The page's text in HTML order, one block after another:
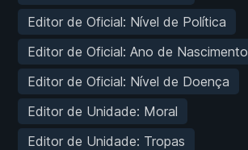
Editor de Oficial: Nível de Política
Editor de Oficial: Ano de Nascimento
Editor de Oficial: Nível de Doença
Editor de Unidade: Moral
Editor de Unidade: Tropas